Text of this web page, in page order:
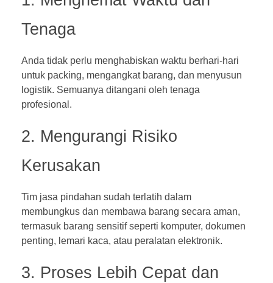
Tenaga
Anda tidak perlu menghabiskan waktu berhari-hari
untuk packing, mengangkat barang, dan menyusun
logistik. Semuanya ditangani oleh tenaga
profesional.
2. Mengurangi Risiko
Kerusakan
Tim jasa pindahan sudah terlatih dalam
membungkus dan membawa barang secara aman,
termasuk barang sensitif seperti komputer, dokumen
penting, lemari kaca, atau peralatan elektronik.
3. Proses Lebih Cepat dan